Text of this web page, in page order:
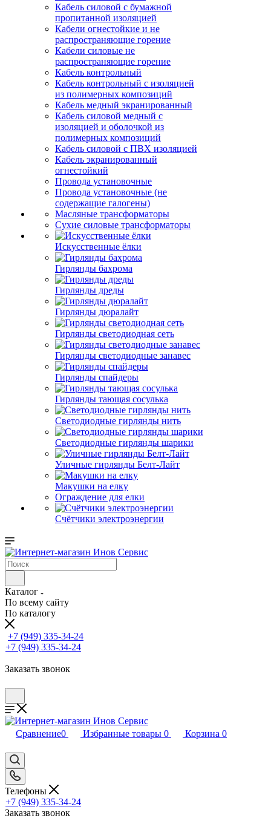
Кабель силовой с бумажной
пропитанной изоляцией
Кабели огнестойкие и не
распространяющие горение
Кабели силовые не
распространяющие горение
Кабель контрольный
Кабель контрольный с изоляцией
из полимерных композиций
Кабель медный экранированный
Кабель силовой медный с
изоляцией и оболочкой из
полимерных композиций
Кабель силовой с ПВХ изоляцией
Кабель экранированный
огнестойкий
Провода установочные
Провода установочные (не
содержащие галогены)
Масляные трансформаторы
Сухие силовые трансформаторы
Искусственные ёлки
Гирлянды бахрома
Гирлянды дреды
Гирлянды дюралайт
Гирлянды светодиодная сеть
Гирлянды светодиодные занавес
Гирлянды спайдеры
Гирлянды тающая сосулька
Светодиодные гирлянды нить
Светодиодные гирлянды шарики
Уличные гирлянды Белт-Лайт
Макушки на елку
Ограждение для елки
Счётчики электроэнергии
Каталог
По всему сайту
По каталогу
+7 (949) 335-34-24
+7 (949) 335-34-24
Заказать звонок
Сравнение0 Избранные товары 0 Корзина 0
Телефоны
+7 (949) 335-34-24
Заказать звонок